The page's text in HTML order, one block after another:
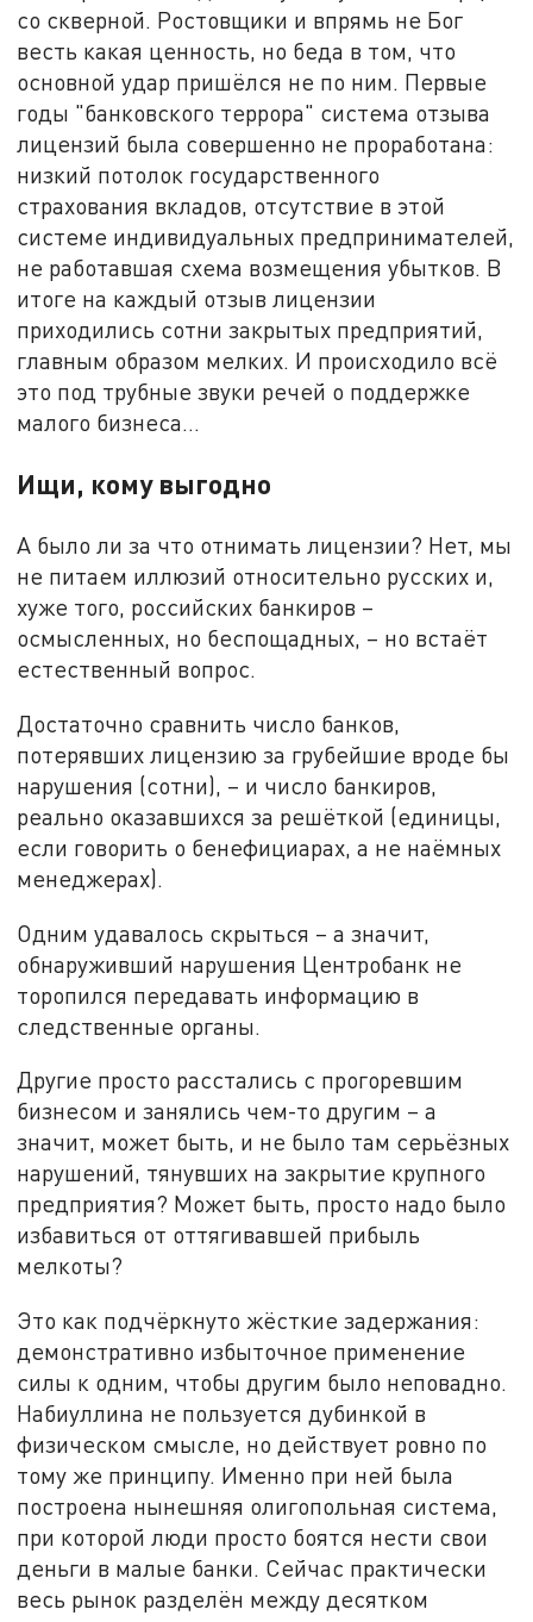
со скверной. Ростовщики и впрямь не Бог
весть какая ценность, но беда в том, что
основной удар пришёлся не по ним. Первые
годы "банковского террора" система отзыва
лицензий была совершенно не проработана:
низкий потолок государственного
страхования вкладов, отсутствие в этой
системе индивидуальных предпринимателей,
не работавшая схема возмещения убытков. В
итоге на каждый отзыв лицензии
приходились сотни закрытых предприятий,
главным образом мелких. И происходило всё
это под трубные звуки речей о поддержке
малого бизнеса…
Ищи, кому выгодно
А было ли за что отнимать лицензии? Нет, мы
не питаем иллюзий относительно русских и,
хуже того, российских банкиров –
осмысленных, но беспощадных, – но встаёт
естественный вопрос.
Достаточно сравнить число банков,
потерявших лицензию за грубейшие вроде бы
нарушения (сотни), – и число банкиров,
реально оказавшихся за решёткой (единицы,
если говорить о бенефициарах, а не наёмных
менеджерах).
Одним удавалось скрыться – а значит,
обнаруживший нарушения Центробанк не
торопился передавать информацию в
следственные органы.
Другие просто расстались с прогоревшим
бизнесом и занялись чем-то другим – а
значит, может быть, и не было там серьёзных
нарушений, тянувших на закрытие крупного
предприятия? Может быть, просто надо было
избавиться от оттягивавшей прибыль
мелкоты?
Это как подчёркнуто жёсткие задержания:
демонстративно избыточное применение
силы к одним, чтобы другим было неповадно.
Набиуллина не пользуется дубинкой в
физическом смысле, но действует ровно по
тому же принципу. Именно при ней была
построена нынешняя олигопольная система,
при которой люди просто боятся нести свои
деньги в малые банки. Сейчас практически
весь рынок разделён между десятком